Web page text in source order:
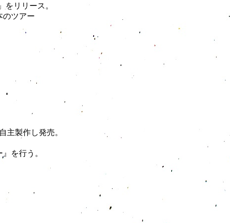
をリリース。
のツアー
主製作し発売。
を行う。